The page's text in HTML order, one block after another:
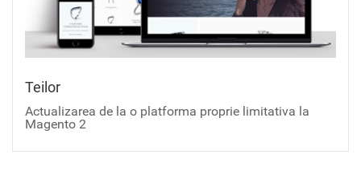
Teilor
Actualizarea de la o platforma proprie limitativa la
Magento 2